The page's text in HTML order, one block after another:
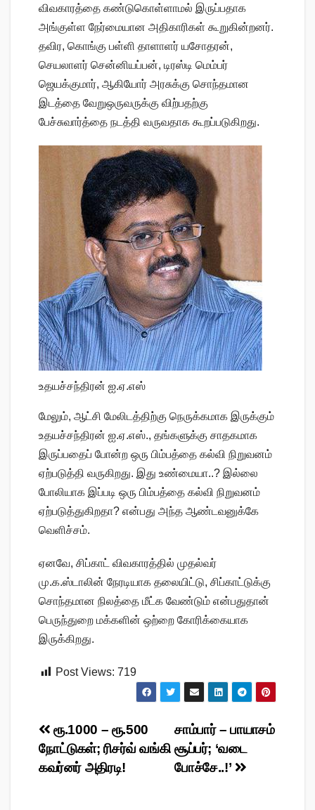
விவகாரத்தை கண்டுகொள்ளாமல் இருப்பதாக
அங்குள்ள நேர்மையான அதிகாரிகள் கூறுகின்றனர்.
தவிர, கொங்கு பள்ளி தாளாளர் யசோதரன்,
செயலாளர் சென்னியப்பன், டிரஸ்டி மெம்பர்
ஜெயக்குமார், ஆகியோர் அரசுக்கு சொந்தமான
இடத்தை வேறுஒருவருக்கு விற்பதற்கு
பேச்சுவார்த்தை நடத்தி வருவதாக கூறப்படுகிறது.
உதயச்சந்திரன் ஐ.ஏ.எஸ்
மேலும், ஆட்சி மேலிடத்திற்கு நெருக்கமாக இருக்கும்
உதயச்சந்திரன் ஐ.ஏ.எஸ்., தங்களுக்கு சாதகமாக
இருப்பதைப் போன்ற ஒரு பிம்பத்தை கல்வி நிறுவனம்
ஏற்படுத்தி வருகிறது. இது உண்மையா..? இல்லை
போலியாக இப்படி ஒரு பிம்பத்தை கல்வி நிறுவனம்
ஏற்படுத்துகிறதா? என்பது அந்த ஆண்டவனுக்கே
வெளிச்சம்.
ஏனவே, சிப்காட் விவகாரத்தில் முதல்வர்
மு.க.ஸ்டாலின் நேரடியாக தலையிட்டு, சிப்காட்டுக்கு
சொந்தமான நிலத்தை மீட்க வேண்டும் என்பதுதான்
பெருந்துறை மக்களின் ஒற்றை கோரிக்கையாக
இருக்கிறது.
Post Views: 719
Post
navigation
சாம்பார் – பாயாசம்
சூப்பர்; ‘வடை
போச்சே..!’
ரூ.1000 – ரூ.500
நோட்டுகள்; ரிசர்வ் வங்கி
கவர்னர் அதிரடி!